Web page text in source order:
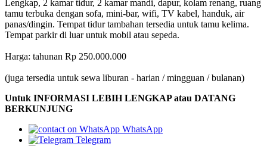
Lengkap, 2 kamar tidur, 2 kamar mandi, dapur, kolam renang, ruang
tamu terbuka dengan sofa, mini-bar, wifi, TV kabel, handuk, air
panas/dingin. Tempat tidur tambahan tersedia untuk tamu kelima.
Tempat parkir di luar untuk mobil atau sepeda.
Harga: tahunan Rp 250.000.000
(juga tersedia untuk sewa liburan - harian / mingguan / bulanan)
Untuk INFORMASI LEBIH LENGKAP atau DATANG
BERKUNJUNG
WhatsApp
Telegram